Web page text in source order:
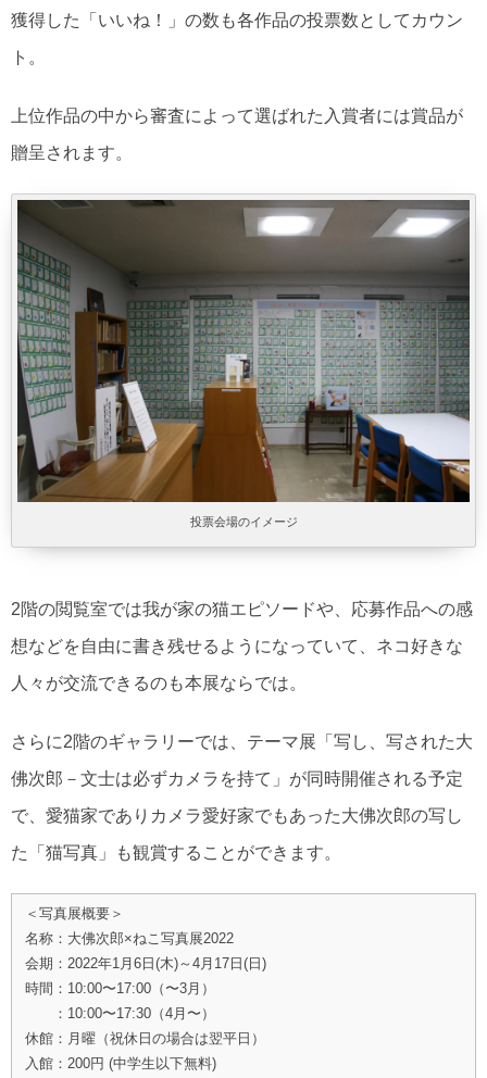
獲得した「いいね！」の数も各作品の投票数としてカウン
ト。
上位作品の中から審査によって選ばれた入賞者には賞品が
贈呈されます。
投票会場のイメージ
2階の閲覧室では我が家の猫エピソードや、応募作品への感
想などを自由に書き残せるようになっていて、ネコ好きな
人々が交流できるのも本展ならでは。
さらに2階のギャラリーでは、テーマ展「写し、写された大
佛次郎－文士は必ずカメラを持て」が同時開催される予定
で、愛猫家でありカメラ愛好家でもあった大佛次郎の写し
た「猫写真」も観賞することができます。
＜写真展概要＞
名称：大佛次郎×ねこ写真展2022
会期：2022年1月6日(木)～4月17日(日)
時間：10:00〜17:00（〜3月）
：10:00〜17:30（4月〜）
休館：月曜（祝休日の場合は翌平日）
入館：200円 (中学生以下無料)